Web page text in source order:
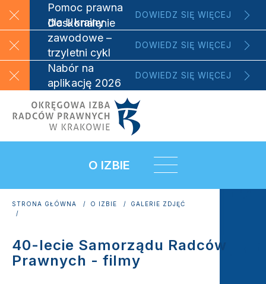
Pomoc prawna
dla Ukrainy
DOWIEDZ SIĘ WIĘCEJ
Doskonalenie
zawodowe –
trzyletni cykl
szkoleniowy
DOWIEDZ SIĘ WIĘCEJ
Nabór na
aplikację 2026
DOWIEDZ SIĘ WIĘCEJ
O IZBIE
STRONA GŁÓWNA O IZBIE
GALERIE ZDJĘĆ
40-lecie Samorządu Radców
Prawnych - filmy